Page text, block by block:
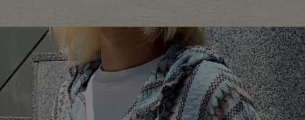
International Shipping
特集一覧